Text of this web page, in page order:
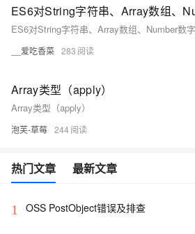
__爱吃香菜 283
Array类型（apply）
Array类型（apply）
泡芙-草莓 244
热门文章 最新文章
1 OSS PostObject错误及排查